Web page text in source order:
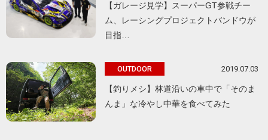
【ガレージ見学】スーパーGT参戦チー
ム、レーシングプロジェクトバンドウが
目指…
OUTDOOR 2019.07.03
【釣りメシ】林道沿いの車中で「そのま
んま」な冷やし中華を食べてみた